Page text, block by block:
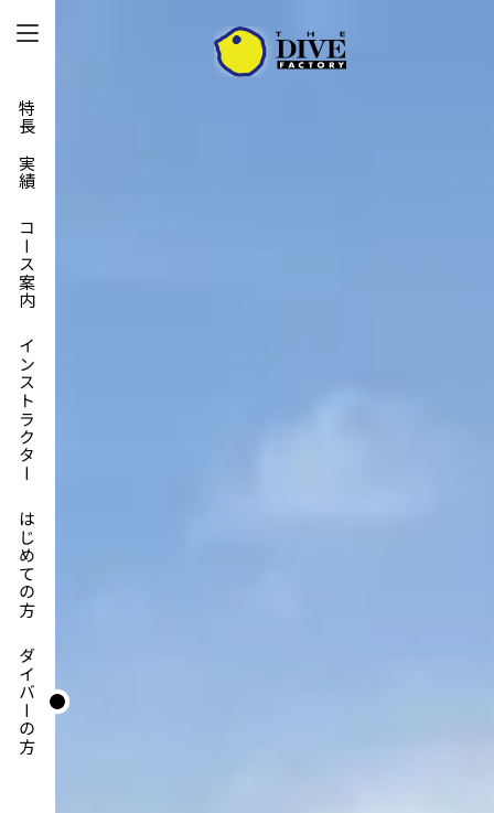
特長と実績
コース案内
インストラクター
はじめての方
ダイバーの方